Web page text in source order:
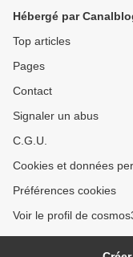
Hébergé par
Top articles
Pages
Contact
Signaler un abus
C.G.U.
Cookies et données
Préférences cookies
Voir le profil de